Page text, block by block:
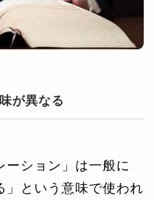
が異なる
ーション」は一般に
」という意味で使われ